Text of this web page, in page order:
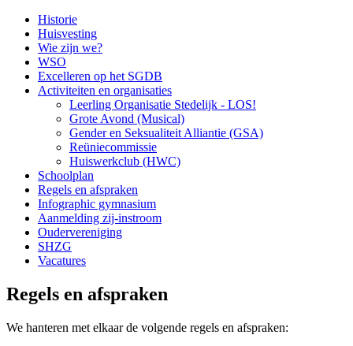
Historie
Huisvesting
Wie zijn we?
WSO
Excelleren op het SGDB
Activiteiten en organisaties
Leerling Organisatie Stedelijk - LOS!
Grote Avond (Musical)
Gender en Seksualiteit Alliantie (GSA)
Reüniecommissie
Huiswerkclub (HWC)
Schoolplan
Regels en afspraken
Infographic gymnasium
Aanmelding zij-instroom
Oudervereniging
SHZG
Vacatures
Regels en afspraken
We hanteren met elkaar de volgende regels en afspraken: